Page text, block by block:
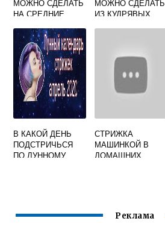
МОЖНО СДЕЛАТЬ
НА СРЕДНИЕ
МОЖНО СДЕЛАТЬ
ИЗ КУДРЯВЫХ
В КАКОЙ ДЕНЬ
ПОДСТРИЧЬСЯ
ПО ЛУННОМУ
СТРИЖКА
МАШИНКОЙ В
ДОМАШНИХ
Реклама